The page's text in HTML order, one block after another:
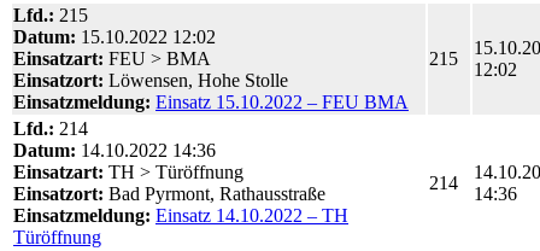
Lfd.: 215
Datum: 15.10.2022 12:02
Einsatzart: FEU > BMA
Einsatzort: Löwensen, Hohe Stolle
Einsatzmeldung: Einsatz 15.10.2022 – FEU BMA
215
12:02
Lfd.: 214
Datum: 14.10.2022 14:36
Einsatzart: TH > Türöffnung
Einsatzort: Bad Pyrmont, Rathausstraße
Einsatzmeldung: Einsatz 14.10.2022 – TH
Türöffnung
214
14:36